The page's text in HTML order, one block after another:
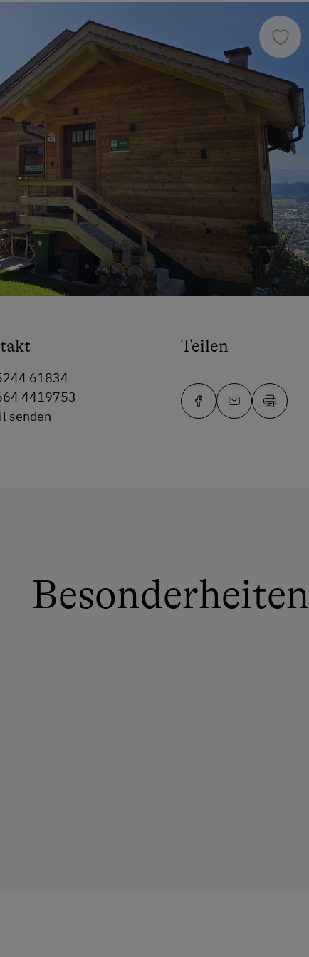
61834
4419753
senden
Teilen
Besonderheiten